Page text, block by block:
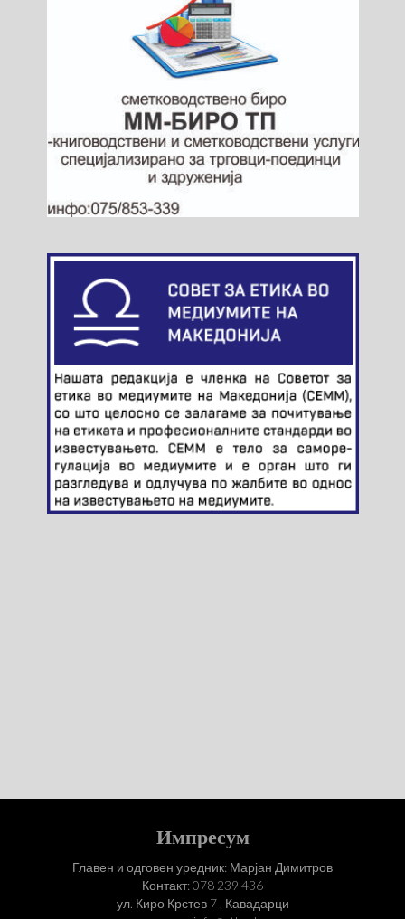
Импресум
Главен и одговен уредник: Марјан Димитров
Контакт: 078 239 436
ул. Киро Крстев 7 , Кавадарци